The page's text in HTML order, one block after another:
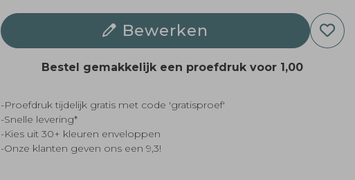
Bewerken
Bestel gemakkelijk een proefdruk voor 1,00
-Proefdruk tijdelijk gratis met code 'gratisproef'
-Snelle levering*
-Kies uit 30+ kleuren enveloppen
-Onze klanten geven ons een 9,3!